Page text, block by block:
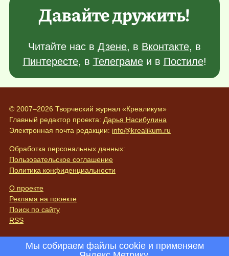
Давайте дружить!
Читайте нас в Дзене, в Вконтакте, в
Пинтересте, в Телеграмеи в Постиле!
© 2007–2026 Творческий журнал «Креаликум»
Главный редактор проекта: Дарья Насибулина
Электронная почта редакции: info@krealikum.ru
Обработка персональных данных:
Пользовательское соглашение
Политика конфиденциальности
О проекте
Реклама на проекте
Поиск по сайту
RSS
Мы собираем файлы cookie и применяем